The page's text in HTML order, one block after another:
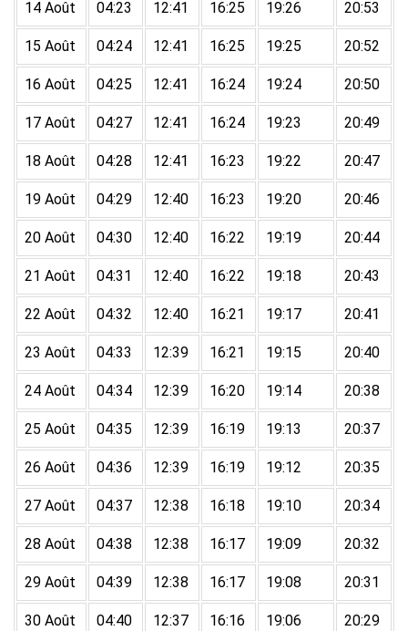
14 Août 04:23 12:41 16:25 19:26 20:53
15 Août 04:24 12:41 16:25 19:25 20:52
16 Août 04:25 12:41 16:24 19:24 20:50
17 Août 04:27 12:41 16:24 19:23 20:49
18 Août 04:28 12:41 16:23 19:22 20:47
19 Août 04:29 12:40 16:23 19:20 20:46
20 Août 04:30 12:40 16:22 19:19 20:44
21 Août 04:31 12:40 16:22 19:18 20:43
22 Août 04:32 12:40 16:21 19:17 20:41
23 Août 04:33 12:39 16:21 19:15 20:40
24 Août 04:34 12:39 16:20 19:14 20:38
25 Août 04:35 12:39 16:19 19:13 20:37
26 Août 04:36 12:39 16:19 19:12 20:35
27 Août 04:37 12:38 16:18 19:10 20:34
28 Août 04:38 12:38 16:17 19:09 20:32
29 Août 04:39 12:38 16:17 19:08 20:31
30 Août 04:40 12:37 16:16 19:06 20:29